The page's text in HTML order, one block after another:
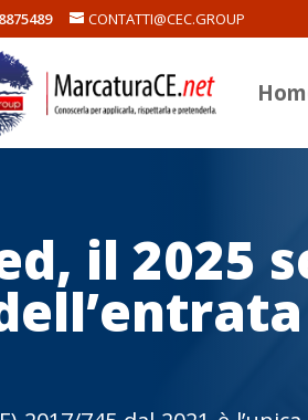
CONTATTI@CEC.GROUP
il 2025